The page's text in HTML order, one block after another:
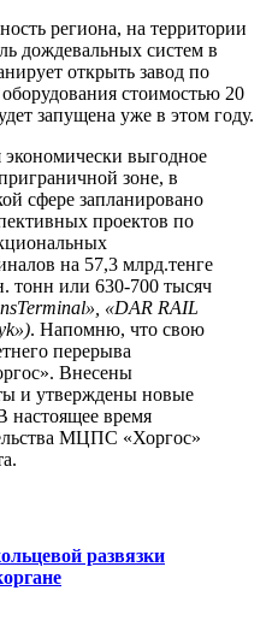
региона, на территории
дождевальных систем в
открыть завод по
стоимостью 20
запущена уже в этом году.
выгодное
зоне, в
сфере запланировано
проектов по
на 57,3 млрд.тенге
тонн или 630-700 тысяч
«DAR RAIL
. Напомню, что свою
перерыва
Внесены
и утверждены новые
настоящее время
МЦПС «Хоргос»
развязки